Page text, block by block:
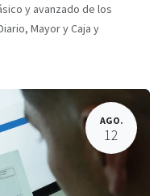
y avanzado de los
Mayor y Caja y
AGO.
12